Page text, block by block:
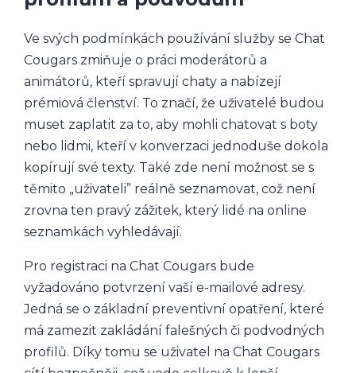
Ve svých podmínkách používání služby se Chat
Cougars zmiňuje o práci moderátorů a
animátorů, kteří spravují chaty a nabízejí
prémiová členství. To značí, že uživatelé budou
muset zaplatit za to, aby mohli chatovat s boty
nebo lidmi, kteří v konverzaci jednoduše dokola
kopírují své texty. Také zde není možnost se s
těmito „uživateli” reálně seznamovat, což není
zrovna ten pravý zážitek, který lidé na online
seznamkách vyhledávají.
Pro registraci na Chat Cougars bude
vyžadováno potvrzení vaší e-mailové adresy.
Jedná se o základní preventivní opatření, které
má zamezit zakládání falešných či podvodných
profilů. Díky tomu se uživatel na Chat Cougars